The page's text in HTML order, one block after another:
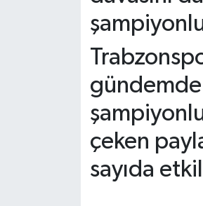
çeken
sayıda